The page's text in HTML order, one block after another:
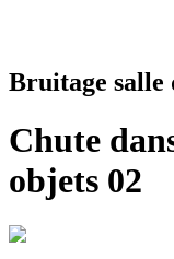
Bruitage salle
Chute
objets 02